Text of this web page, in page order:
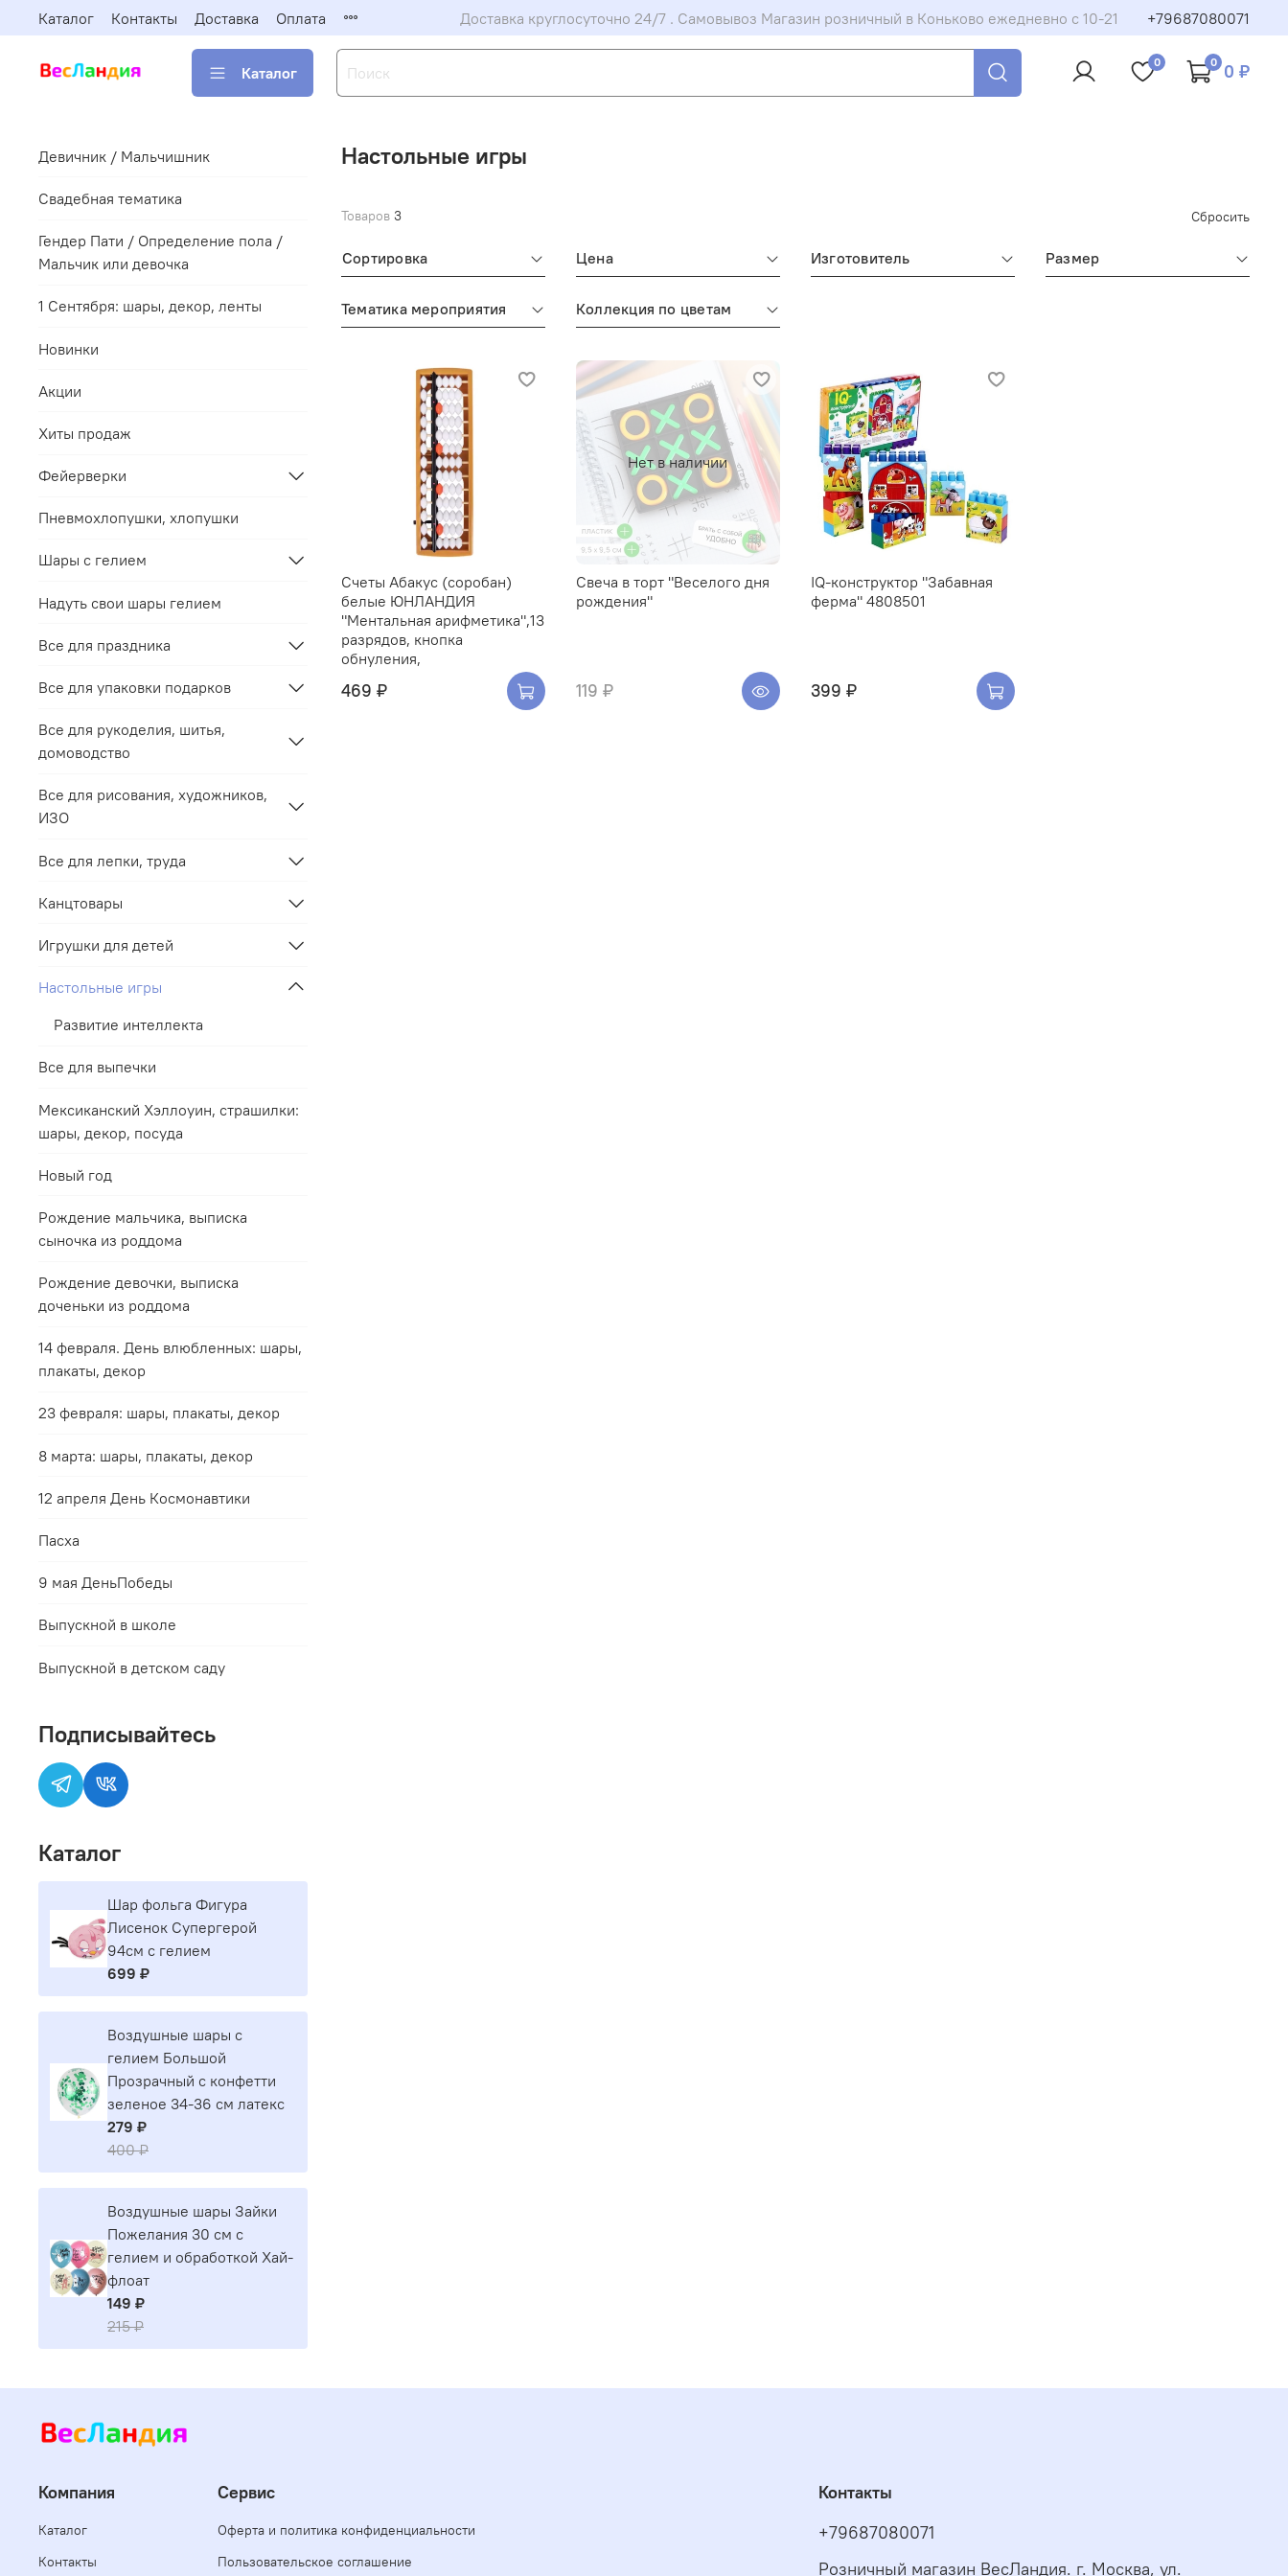
Каталог Контакты Доставка Оплата Доставка круглосуточно 24/7 . Самовывоз Магазин розничный в Коньково ежедневно с 10-21 +79687080071
Каталог
0 0 0 ₽
Настольные игры
Товаров 3 Сбросить
Сортировка Цена Изготовитель Размер
Тематика мероприятия Коллекция по цветам
Счеты Абакус (соробан)
белые ЮНЛАНДИЯ
"Ментальная арифметика",13
разрядов, кнопка
обнуления,
469 ₽
Нет в наличии
Свеча в торт "Веселого дня
рождения"
119 ₽
IQ-конструктор "Забавная
ферма" 4808501
399 ₽
Девичник / Мальчишник
Свадебная тематика
Гендер Пати / Определение пола /
Мальчик или девочка
1 Сентября: шары, декор, ленты
Новинки
Акции
Хиты продаж
Фейерверки
Пневмохлопушки, хлопушки
Шары с гелием
Надуть свои шары гелием
Все для праздника
Все для упаковки подарков
Все для рукоделия, шитья,
домоводство
Все для рисования, художников,
ИЗО
Все для лепки, труда
Канцтовары
Игрушки для детей
Настольные игры
Развитие интеллекта
Все для выпечки
Мексиканский Хэллоуин, страшилки:
шары, декор, посуда
Новый год
Рождение мальчика, выписка
сыночка из роддома
Рождение девочки, выписка
доченьки из роддома
14 февраля. День влюбленных: шары,
плакаты, декор
23 февраля: шары, плакаты, декор
8 марта: шары, плакаты, декор
12 апреля День Космонавтики
Пасха
9 мая ДеньПобеды
Выпускной в школе
Выпускной в детском саду
Подписывайтесь
Каталог
Шар фольга Фигура
Лисенок Супергерой
94см с гелием
699 ₽
Воздушные шары с
гелием Большой
Прозрачный с конфетти
зеленое 34-36 см латекс
279 ₽
400 ₽
Воздушные шары Зайки
Пожелания 30 см с
гелием и обработкой Хай-
флоат
149 ₽
215 ₽
Компания
Каталог
Контакты
Сервис
Оферта и политика конфиденциальности
Пользовательское соглашение
Контакты
+79687080071
Розничный магазин ВесЛандия. г. Москва, ул.